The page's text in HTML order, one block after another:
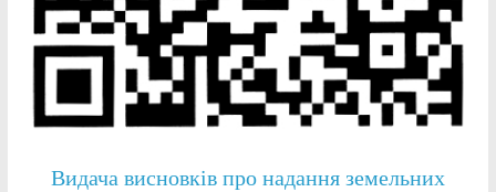
Видача висновків про надання земельних